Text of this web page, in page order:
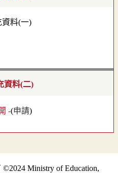
資料(二)
-(申請)
Ministry of Education,